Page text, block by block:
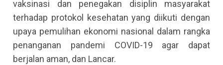
vaksinasi dan penegakan disiplin masyarakat
terhadap protokol kesehatan yang diikuti dengan
upaya pemulihan ekonomi nasional dalam rangka
penanganan pandemi COVID-19 agar dapat
berjalan aman, dan Lancar.